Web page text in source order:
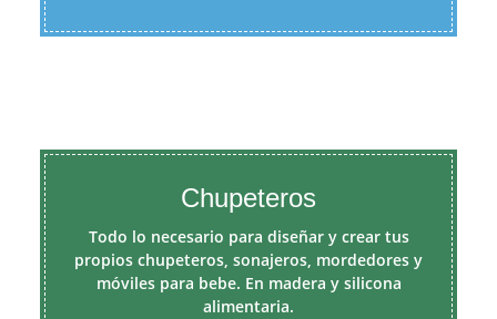
Chupeteros
Todo lo necesario para diseñar y crear tus
propios chupeteros, sonajeros, mordedores y
móviles para bebe. En madera y silicona
alimentaria.